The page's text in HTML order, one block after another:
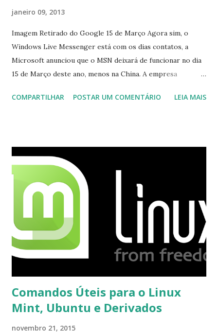
janeiro 09, 2013
Imagem Retirado do Google 15 de Março Agora sim, o
Windows Live Messenger está com os dias contatos, a
Microsoft anunciou que o MSN deixará de funcionar no dia
15 de Março deste ano, menos na China. A empresa
integrado com o serviço do MSN, segundo a empresa, os
o Windows Live (assim como muitos profissionais de TI) ,
mesmo na versão para Linux, claro, sempre existem outras
opções e o Pidgin, que se mostra como opção.
COMPARTILHAR POSTAR UM COMENTÁRIO LEIA MAIS
Comandos Úteis para o Linux
Mint, Ubuntu e Derivados
novembro 21, 2015